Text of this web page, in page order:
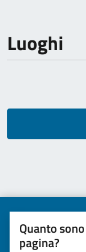
Luoghi
Quanto
pagina?